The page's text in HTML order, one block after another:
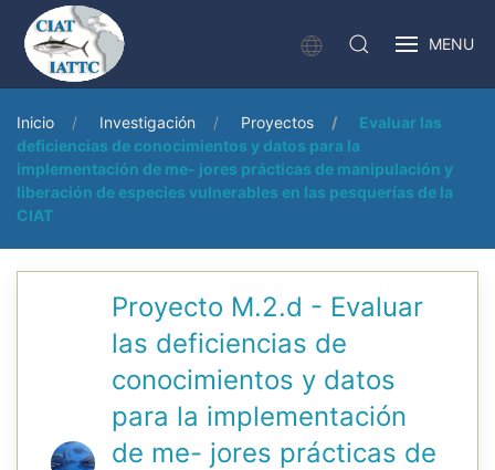
MENU
Inicio Investigación Proyectos
Evaluar las
deficiencias de conocimientos y datos para la
implementación de me- jores prácticas de manipulación y
liberación de especies vulnerables en las pesquerías de la
CIAT
Proyecto M.2.d - Evaluar
las deficiencias de
conocimientos y datos
para la implementación
de me- jores prácticas de